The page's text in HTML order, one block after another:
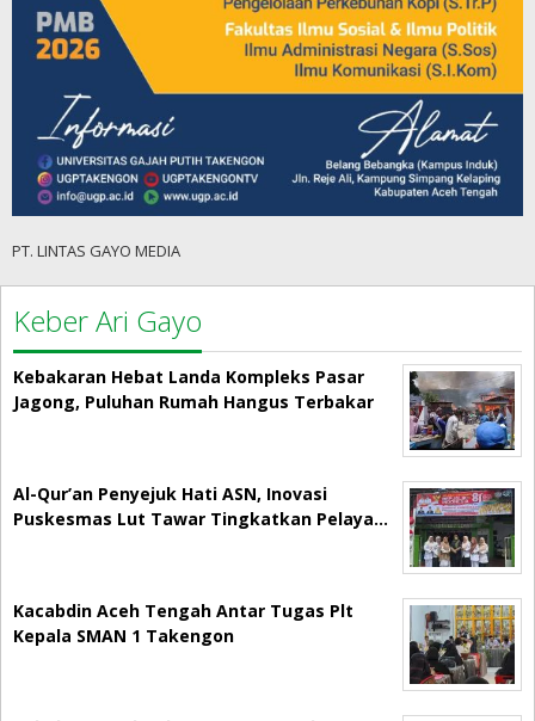
PT. LINTAS GAYO MEDIA
Keber Ari Gayo
Kebakaran Hebat Landa Kompleks Pasar
Jagong, Puluhan Rumah Hangus Terbakar
Al-Qur’an Penyejuk Hati ASN, Inovasi
Puskesmas Lut Tawar Tingkatkan Pelaya…
Kacabdin Aceh Tengah Antar Tugas Plt
Kepala SMAN 1 Takengon